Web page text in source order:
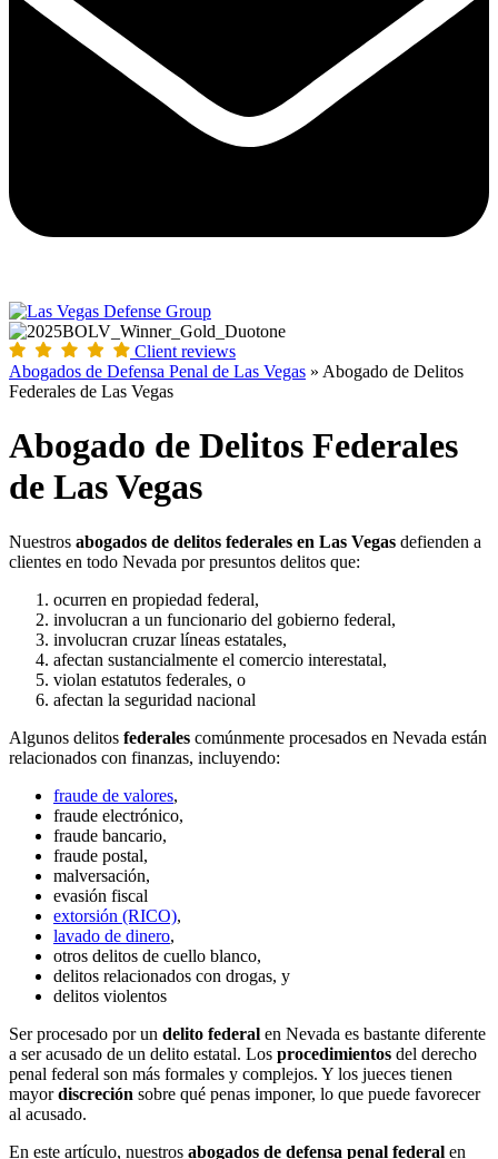
Client reviews
Abogados de Defensa Penal de Las Vegas » Abogado de Delitos
Federales de Las Vegas
Abogado de Delitos Federales
de Las Vegas
Nuestros abogados de delitos federales en Las Vegas defienden a
clientes en todo Nevada por presuntos delitos que:
ocurren en propiedad federal,
involucran a un funcionario del gobierno federal,
involucran cruzar líneas estatales,
afectan sustancialmente el comercio interestatal,
violan estatutos federales, o
afectan la seguridad nacional
Algunos delitos federales comúnmente procesados en Nevada están
relacionados con finanzas, incluyendo:
fraude de valores,
fraude electrónico,
fraude bancario,
fraude postal,
malversación,
evasión fiscal
extorsión (RICO),
lavado de dinero,
otros delitos de cuello blanco,
delitos relacionados con drogas, y
delitos violentos
Ser procesado por un delito federal en Nevada es bastante diferente
a ser acusado de un delito estatal. Los procedimientos del derecho
penal federal son más formales y complejos. Y los jueces tienen
mayordiscreción sobre qué penas imponer, lo que puede favorecer
al acusado.
En este artículo, nuestros abogados de defensa penal federal en